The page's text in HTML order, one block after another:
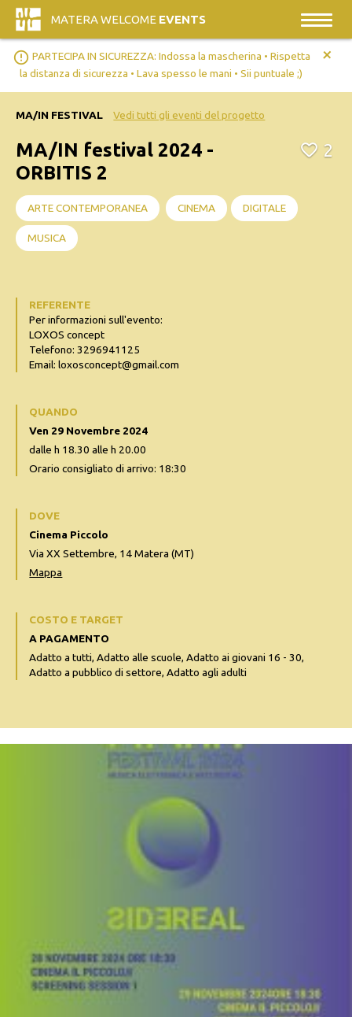
MATERA WELCOME EVENTS
error_outline PARTECIPA IN SICUREZZA: Indossa la mascherina • Rispetta
la distanza di sicurezza • Lava spesso le mani • Sii puntuale ;)
+
MA/IN FESTIVAL Vedi tutti gli eventi del progetto
MA/IN festival 2024 -
ORBITIS 2
2
ARTE CONTEMPORANEA CINEMA DIGITALE
MUSICA
REFERENTE
Per informazioni sull'evento:
LOXOS concept
Telefono: 3296941125
Email: loxosconcept@gmail.com
QUANDO
Ven 29 Novembre 2024
dalle h 18.30 alle h 20.00
Orario consigliato di arrivo: 18:30
DOVE
Cinema Piccolo
Via XX Settembre, 14 Matera (MT)
Mappa
COSTO E TARGET
A PAGAMENTO
Adatto a tutti, Adatto alle scuole, Adatto ai giovani 16 - 30,
Adatto a pubblico di settore, Adatto agli adulti